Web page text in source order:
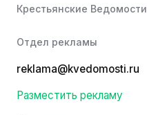
Крестьянские Ведомости
Отдел рекламы
reklama@kvedomosti.ru
Разместить рекламу